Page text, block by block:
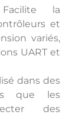
la
et
variés,
UART et
dans des
que les
des